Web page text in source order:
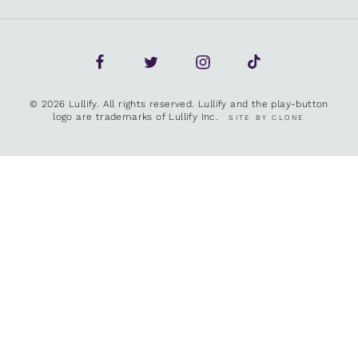
© 2026 Lullify. All rights reserved. Lullify and the play-button
logo are trademarks of Lullify Inc.SITE BY CLONE